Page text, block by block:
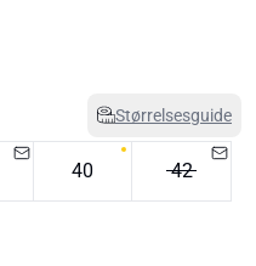
Størrelsesguide
40 42